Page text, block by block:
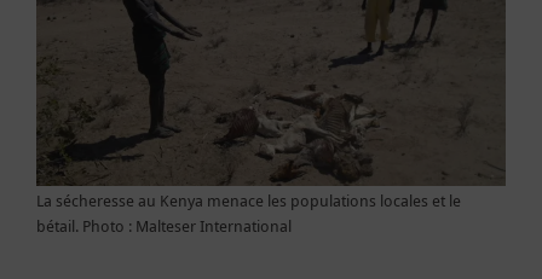
La sécheresse au Kenya menace les populations locales et le
bétail. Photo : Malteser International